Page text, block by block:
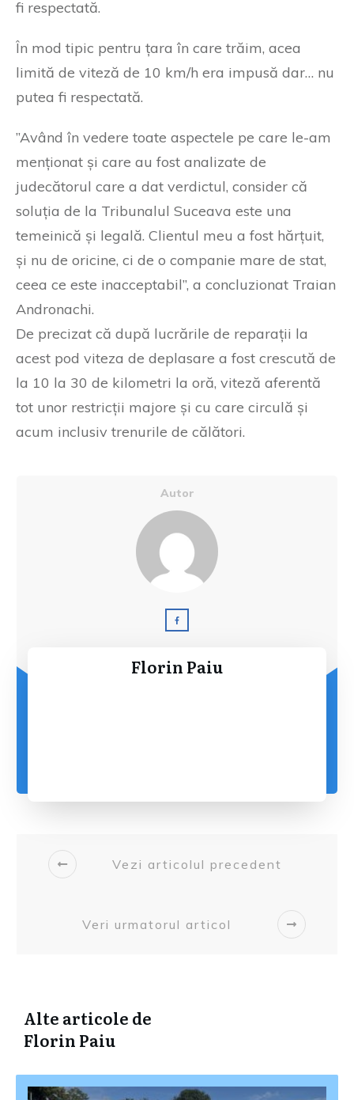
fi respectată.
În mod tipic pentru țara în care trăim, acea
limită de viteză de 10 km/h era impusă dar… nu
putea fi respectată.
”Având în vedere toate aspectele pe care le-am
menționat și care au fost analizate de
judecătorul care a dat verdictul, consider că
soluția de la Tribunalul Suceava este una
temeinică și legală. Clientul meu a fost hărțuit,
și nu de oricine, ci de o companie mare de stat,
ceea ce este inacceptabil”, a concluzionat Traian
Andronachi.
De precizat că după lucrările de reparații la
acest pod viteza de deplasare a fost crescută de
la 10 la 30 de kilometri la oră, viteză aferentă
tot unor restricții majore și cu care circulă și
acum inclusiv trenurile de călători.
Autor
Florin Paiu
Vezi articolul precedent
Veri urmatorul articol
Alte articole de
Florin Paiu